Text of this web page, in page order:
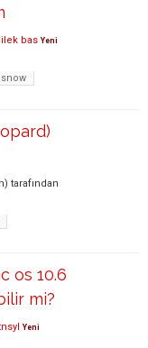
bas Yeni
snow
tarafından
os 10.6
mi?
Yeni